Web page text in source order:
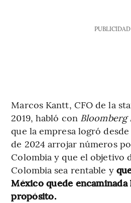
PUBLICIDAD
Marcos Kantt, CFO de la
2019, habló con Bloomberg
que la empresa logró
de 2024 arrojar números
Colombia y que el objetivo
Colombia sea rentable y
México quede encaminada
propósito.